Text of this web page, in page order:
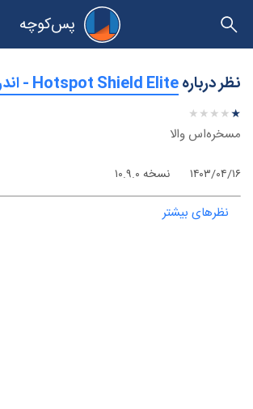
پس‌کوچه
حریم خصوصی
نظر درباره‫Hotspot Shield Elite - اندروید
★★★★★
★
★
★
★
★
مسخره‌اس والا
۱۴۰۳/۰۴/۱۶ نسخه ۱۰.۹.۰
نظرهای بیشتر